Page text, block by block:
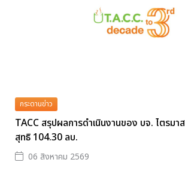
กระดานข่าว
TACC สรุปผลการดำเนินงานของ บจ. ไตรมา
สุทธิ 104.30 ลบ.
06 สิงหาคม 2569